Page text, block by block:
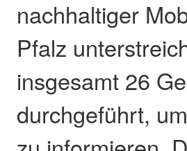
nachhaltiger
Pfalz
insgesamt 26
durchgeführt,